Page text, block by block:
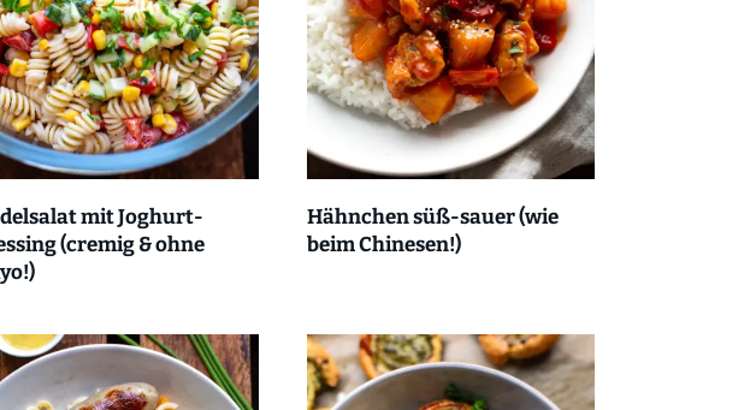
mit Joghurt-
(cremig & ohne
Hähnchen süß-sauer (wie
beim Chinesen!)